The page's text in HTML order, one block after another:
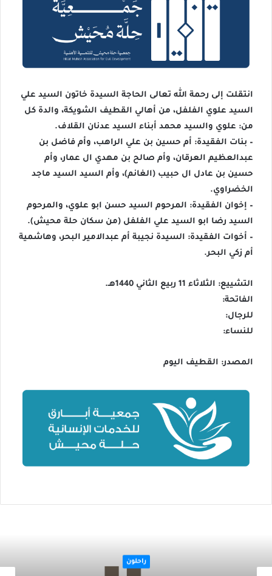
انتقلت إلى رحمة الله تعالى الحاجة السيدة خاتون السيد علي
السيد علوي الفلفل، من أهالي القطيف الشويكة، والدة كل
من: علوي والسيد محمد أبناء السيد عدنان القلاف.
– بنات الفقيدة: أم حسين بن علي الراهب، وأم فاضل بن
عبدالعظيم العرقان، وأم صالح بن مهدي ال عمار، وأم
حسين بن عادل ال حبيب (الغانم)، وأم السيد السيد ماجد
الخضراوي.
– إخوان الفقيدة: المرحوم السيد حسن ابو علوي، والمرحوم
السيد رضا ابو السيد علي الفلفل (من سكان حلة محيش).
– أخوات الفقيدة: السيدة نجيبة أم عبدالامير البحر، وهاشمية
أم زكي البحر.
التشييع: الثلاثاء 11 ربيع الثاني 1440هـ.
الفاتحة:
للرجال:
للنساء:
المصدر: القطيف اليوم
راحلون